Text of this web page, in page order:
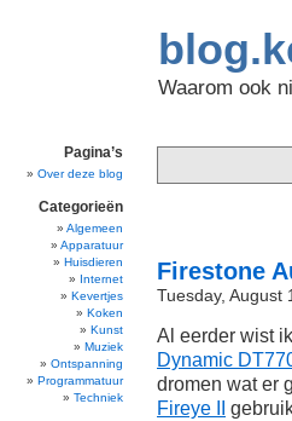
Waarom ook
Firestone
Tuesday, August
Al eerder wist
Dynamic
dromen wat er
Fireye II
Pagina’s
Over deze blog
Categorieën
Algemeen
Apparatuur
Huisdieren
Internet
Kevertjes
Koken
Kunst
Muziek
Ontspanning
Programmatuur
Techniek